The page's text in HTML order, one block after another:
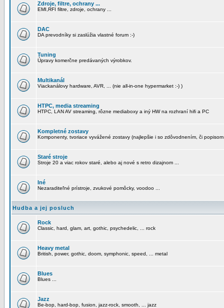
Zdroje, filtre, ochrany ...
EMI,RFI filtre, zdroje, ochrany ...
DAC
DA prevodníky si zaslúžia vlastné forum :-)
Tuning
Úpravy komerčne predávaných výrobkov.
Multikanál
Viackanálovy hardware, AVR, ... (nie all-in-one hypermarket :-) )
HTPC, media streaming
HTPC, LAN AV streaming, rôzne mediaboxy a iný HW na rozhraní hifi a PC
Kompletné zostavy
Komponenty, tvoriace vyvážené zostavy (najlepšie i so zdôvodnením, či
Staré stroje
Stroje 20 a viac rokov staré, alebo aj nové s retro dizajnom ...
Iné
Nezaraditeľné prístroje, zvukové pomôcky, voodoo ...
Hudba a jej posluch
Rock
Classic, hard, glam, art, gothic, psychedelic, ... rock
Heavy metal
British, power, gothic, doom, symphonic, speed, ... metal
Blues
Blues ...
Jazz
Be-bop, hard-bop, fusion, jazz-rock, smooth, ... jazz